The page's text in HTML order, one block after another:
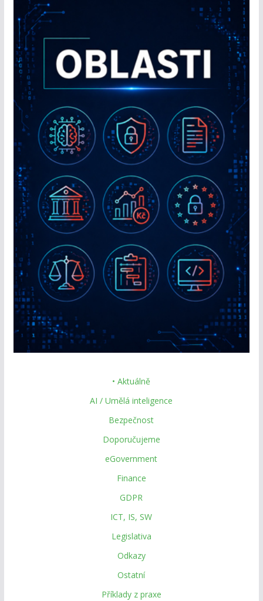
• Aktuálně
AI / Umělá inteligence
Bezpečnost
Doporučujeme
eGovernment
Finance
GDPR
ICT, IS, SW
Legislativa
Odkazy
Ostatní
Příklady z praxe